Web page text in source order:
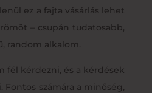
ez a fajta vásárlás lehet
– csupán tudatosabb,
random alkalom.
fél kérdezni, és a kérdések
számára a minőség,